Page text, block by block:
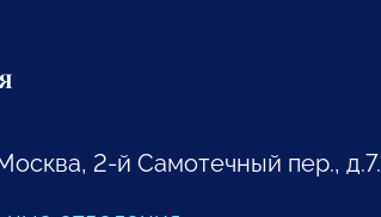
2-й Самотечный пер., д.7.